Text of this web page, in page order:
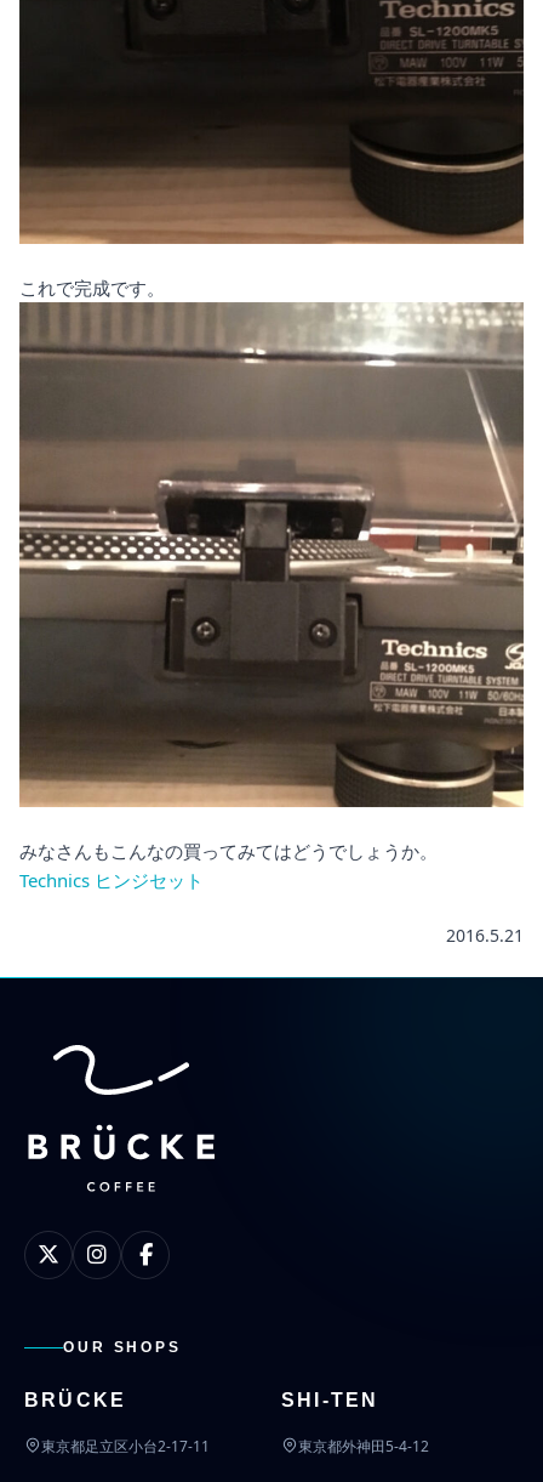
これで完成です。
みなさんもこんなの買ってみてはどうでしょうか。
Technics ヒンジセット
2016.5.21
OUR SHOPS
BRÜCKE
東京都足立区小台2-17-11
SHI-TEN
東京都外神田5-4-12